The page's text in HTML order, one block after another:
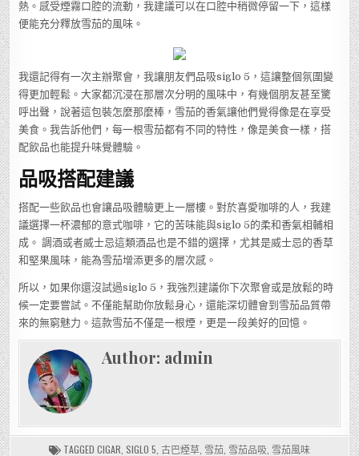
熱。感受煙霧口腔的流動，我建議可以在口腔中稍微停留一下，這樣
便能充分釋放雪茄的風味。
我還記得有一次主辦聚會，我讓朋友們品吸siglo 5，這讓整個氛圍變
得更加輕鬆。大家都沉浸在那層次分明的風味中，有幾個朋友甚至驚
呼出聲，說著這包裝怎麼那麼棒，雪茄的香氣讓他們覺得像是在享受
美食。我告訴他們，每一根雪茄都有不同的特性，像是美食一樣，搭
配飲品也能提升味覺體驗。
品吸搭配建議
搭配一些飲品也會讓品吸體驗更上一層樓。對於喜愛咖啡的人，我建
議選擇一杯濃郁的意式咖啡，它的苦味能與siglo 5的柔和香氣相輔相
成。 調酒或者威士忌這類酒品也是不錯的選擇，尤其是威士忌的香草
和堅果風味，能為雪茄增添更多的層次感。
所以，如果你還沒試過siglo 5，我強烈建議你下次聚會或是放鬆的時
候一定要嘗試。不僅能幫助你放鬆身心，還能深切體會到雪茄品質帶
來的無窮魅力。這款雪茄不僅是一根煙，更是一段美好的回憶。
Author: admin
TAGGED CIGAR SIGLO 5 古巴煙草 雪茄 雪茄品吸 雪茄風味